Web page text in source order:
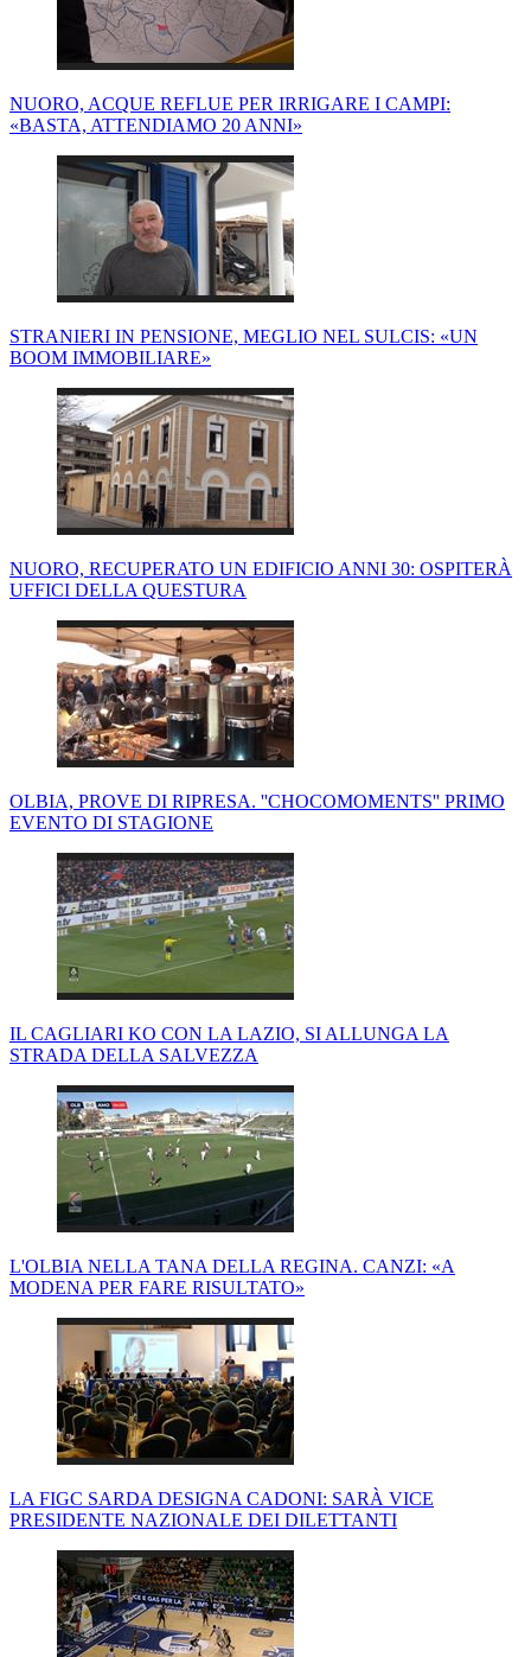
NUORO, ACQUE REFLUE PER IRRIGARE I CAMPI:
«BASTA, ATTENDIAMO 20 ANNI»
STRANIERI IN PENSIONE, MEGLIO NEL SULCIS: «UN
BOOM IMMOBILIARE»
NUORO, RECUPERATO UN EDIFICIO ANNI 30: OSPITERÀ
UFFICI DELLA QUESTURA
OLBIA, PROVE DI RIPRESA. ''CHOCOMOMENTS'' PRIMO
EVENTO DI STAGIONE
IL CAGLIARI KO CON LA LAZIO, SI ALLUNGA LA
STRADA DELLA SALVEZZA
L'OLBIA NELLA TANA DELLA REGINA. CANZI: «A
MODENA PER FARE RISULTATO»
LA FIGC SARDA DESIGNA CADONI: SARÀ VICE
PRESIDENTE NAZIONALE DEI DILETTANTI